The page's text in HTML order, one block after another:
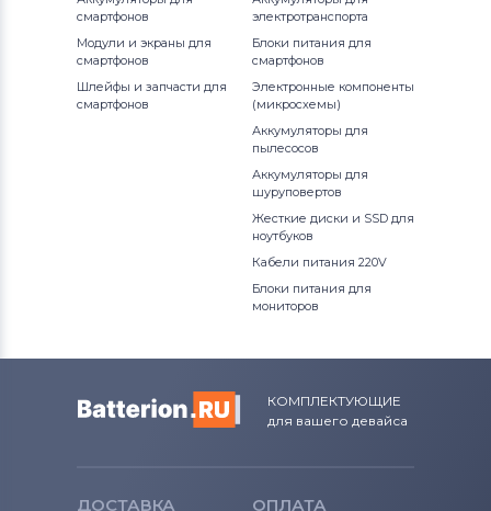
смартфонов
Модули и экраны для
смартфонов
Шлейфы и запчасти для
смартфонов
электротранспорта
Блоки питания для
смартфонов
Электронные компоненты
(микросхемы)
Аккумуляторы для
пылесосов
Аккумуляторы для
шуруповертов
Жесткие диски и SSD для
ноутбуков
Кабели питания 220V
Блоки питания для
мониторов
КОМПЛЕКТУЮЩИЕ
для вашего девайса
ДОСТАВКА
ОПЛАТА